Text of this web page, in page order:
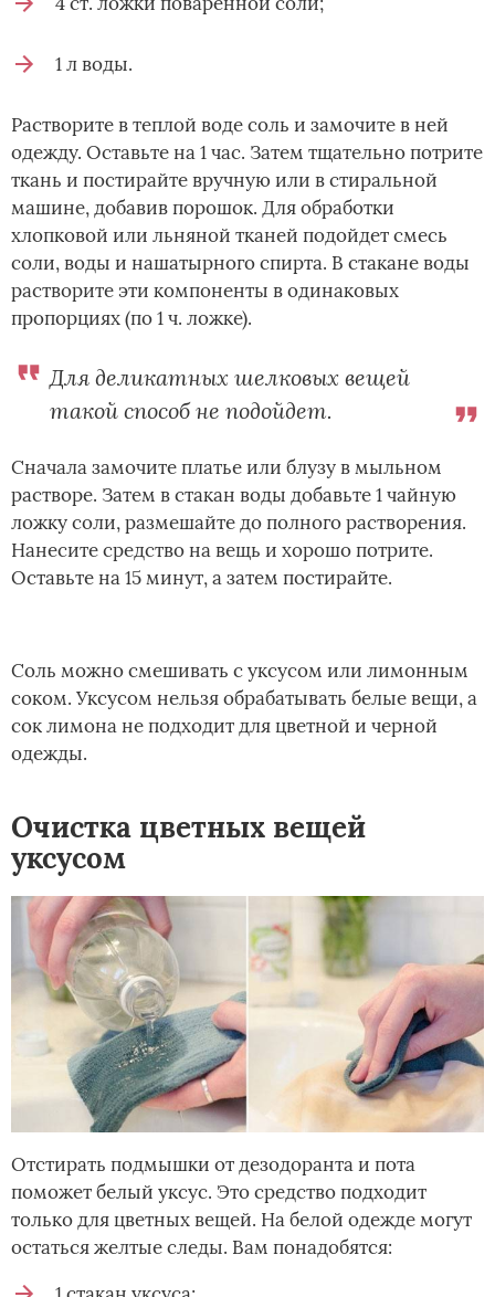
1 л воды.
Растворите в теплой воде соль и замочите в ней
одежду. Оставьте на 1 час. Затем тщательно потрите
ткань и постирайте вручную или в стиральной
машине, добавив порошок. Для обработки
хлопковой или льняной тканей подойдет смесь
соли, воды и нашатырного спирта. В стакане воды
растворите эти компоненты в одинаковых
пропорциях (по 1 ч. ложке).
Для деликатных шелковых вещей
такой способ не подойдет.
Сначала замочите платье или блузу в мыльном
растворе. Затем в стакан воды добавьте 1 чайную
ложку соли, размешайте до полного растворения.
Нанесите средство на вещь и хорошо потрите.
Оставьте на 15 минут, а затем постирайте.
Соль можно смешивать с уксусом или лимонным
соком. Уксусом нельзя обрабатывать белые вещи, а
сок лимона не подходит для цветной и черной
одежды.
Очистка цветных вещей
уксусом
Отстирать подмышки от дезодоранта и пота
поможет белый уксус. Это средство подходит
только для цветных вещей. На белой одежде могут
остаться желтые следы. Вам понадобятся: